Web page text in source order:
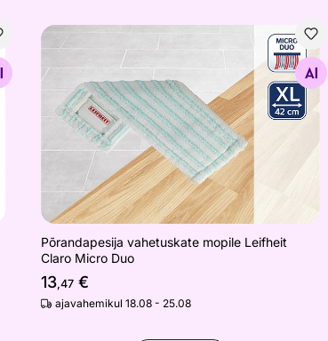
Extra SoftPõrandapesija vahetuskate mopile Leifheit
Otsi sarnaseid
Põrandapesija vahetuskate mopile Leifheit
Claro Micro Duo
13,47 €
ajavahemikul 18.08 - 25.08